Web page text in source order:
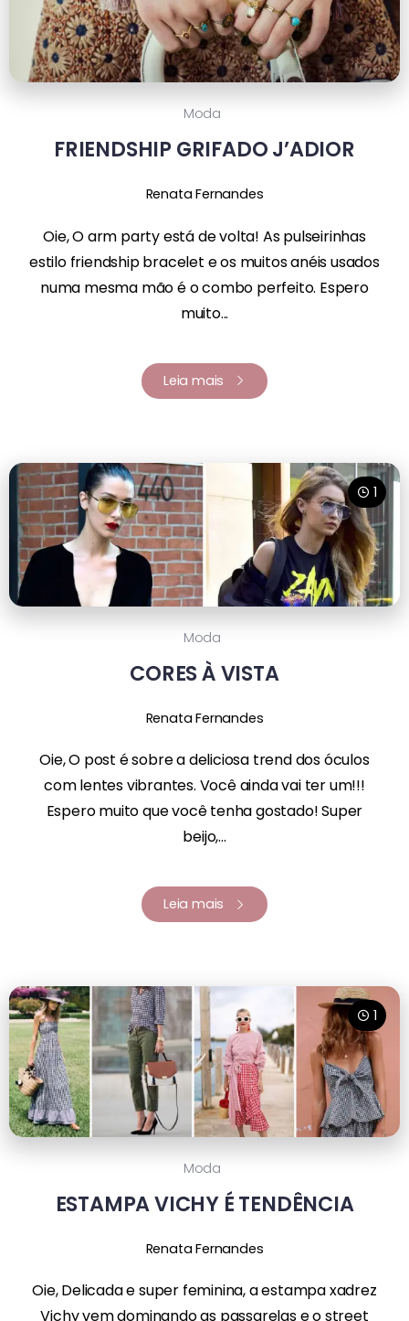
Moda
FRIENDSHIP GRIFADO J’ADIOR
Renata Fernandes
Oie, O arm party está de volta! As pulseirinhas
estilo friendship bracelet e os muitos anéis usados
numa mesma mão é o combo perfeito. Espero
muito...
Leia mais
1
Moda
CORES À VISTA
Renata Fernandes
Oie, O post é sobre a deliciosa trend dos óculos
com lentes vibrantes. Você ainda vai ter um!!!
Espero muito que você tenha gostado! Super
beijo,...
Leia mais
1
Moda
ESTAMPA VICHY É TENDÊNCIA
Renata Fernandes
Oie, Delicada e super feminina, a estampa xadrez
Vichy vem dominando as passarelas e o street